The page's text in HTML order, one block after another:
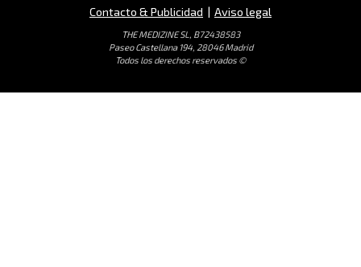
Contacto & Publicidad | Aviso legal
THE MEDIZINE SL, B72438583
Paseo Castellana 194, 28046 Madrid
Todos los derechos reservados ©